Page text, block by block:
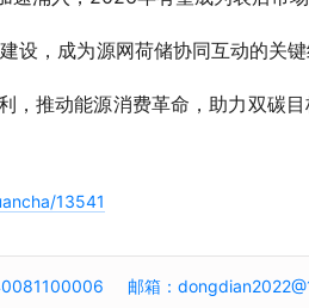
设，成为源网荷储协同互动的关
，推动能源消费革命，助力双碳
13541
邮箱：